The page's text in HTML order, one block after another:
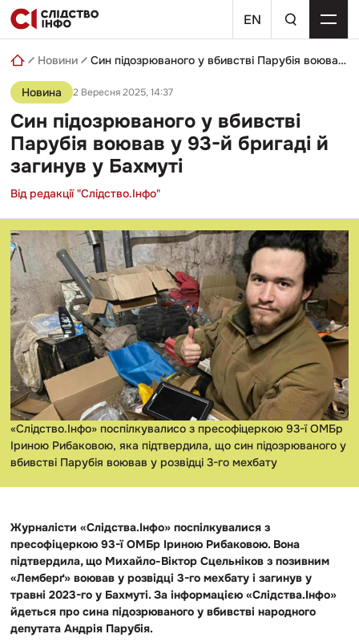
Skip
to
content
EN
пошуковий
запит
Новини Син підозрюваного у вбивстві Парубія воював у 93-й бригаді й загинув у Бахмуті
Новина 2 Вересня 2025, 14:37
Син підозрюваного у вбивстві
Парубія воював у 93-й бригаді й
загинув у Бахмуті
Від редакції "Слідство.Інфо"
«Слідство.Інфо» поспілкувалисо з пресофіцеркою 93-ї ОМБр
Іриною Рибаковою, яка підтвердила, що син підозрюваного у
вбивстві Парубія воював у розвідці 3-го мехбату
Журналісти «Слідства.Інфо» поспілкувалися з
пресофіцеркою 93-ї ОМБр Іриною Рибаковою. Вона
підтвердила, що Михайло-Віктор Сцельніков з позивним
«Лемберґ» воював у розвідці 3-го мехбату і загинув у
травні 2023-го у Бахмуті. За інформацією «Слідства.Інфо»
йдеться про сина підозрюваного у вбивстві народного
депутата Андрія Парубія.